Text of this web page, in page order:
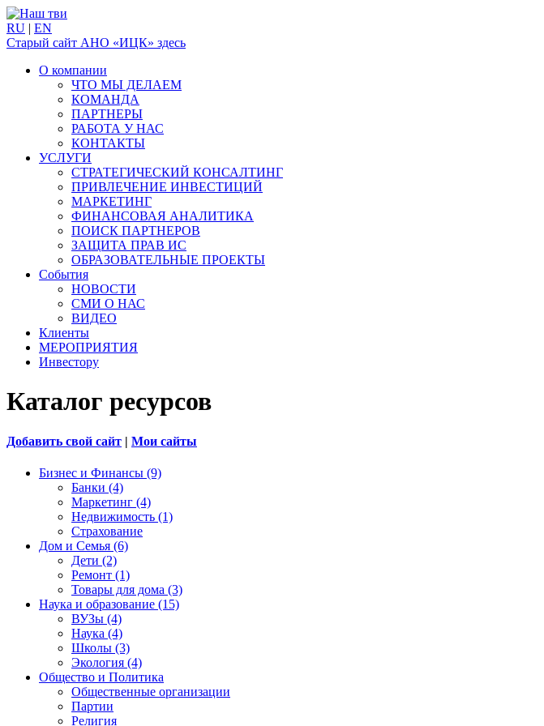
RU | EN
Старый сайт АНО «ИЦК» здесь
О компании
ЧТО МЫ ДЕЛАЕМ
КОМАНДА
ПАРТНЕРЫ
РАБОТА У НАС
КОНТАКТЫ
УСЛУГИ
СТРАТЕГИЧЕСКИЙ КОНСАЛТИНГ
ПРИВЛЕЧЕНИЕ ИНВЕСТИЦИЙ
МАРКЕТИНГ
ФИНАНСОВАЯ АНАЛИТИКА
ПОИСК ПАРТНЕРОВ
ЗАЩИТА ПРАВ ИС
ОБРАЗОВАТЕЛЬНЫЕ ПРОЕКТЫ
События
НОВОСТИ
СМИ О НАС
ВИДЕО
Клиенты
МЕРОПРИЯТИЯ
Инвестору
Каталог ресурсов
Добавить свой сайт | Мои сайты
Бизнес и Финансы (9)
Банки (4)
Маркетинг (4)
Недвижимость (1)
Страхование
Дом и Семья (6)
Дети (2)
Ремонт (1)
Товары для дома (3)
Наука и образование (15)
ВУЗы (4)
Наука (4)
Школы (3)
Экология (4)
Общество и Политика
Общественные организации
Партии
Религия